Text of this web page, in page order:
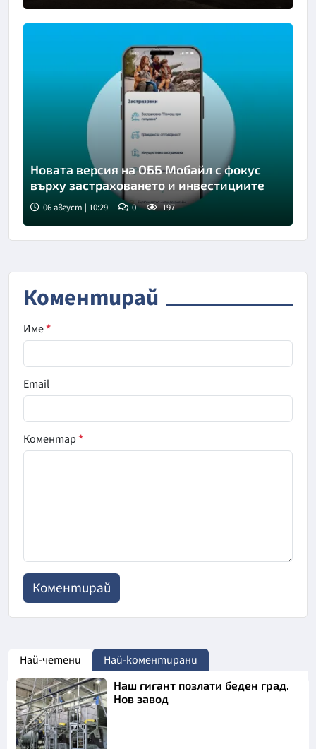
Новата версия на ОББ Мобайл с фокус
върху застраховането и инвестициите
06 август | 10:29 0 197
Коментирай
Име*
Email
Коментар*
Най-четени Най-коментирани
Наш гигант позлати беден град.
Нов завод